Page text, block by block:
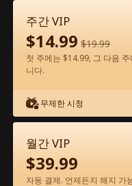
주간 VIP
$14.99 $19.99
첫 주에는 $14.99, 그 다음
니다.
무제한 시청
월간 VIP
$39.99
자동 결제. 언제든지 해지 가